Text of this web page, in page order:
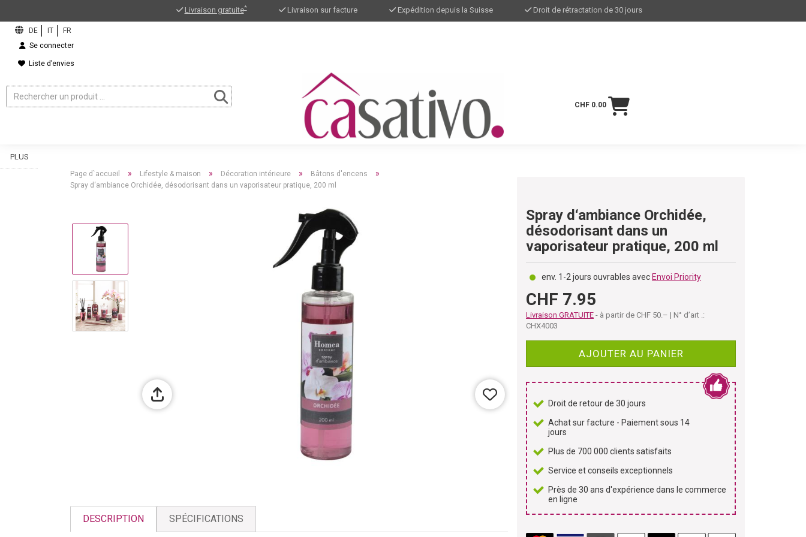
Livraison gratuite* Livraison sur facture Expédition depuis la Suisse Droit de rétractation de 30 jours
Se connecter
Liste d’envies
CHF 0.00
PLUS
Page d`accueil » Lifestyle & maison » Décoration intérieure » Bâtons d'encens »
Spray d‘ambiance Orchidée, désodorisant dans un vaporisateur pratique, 200 ml
Spray d‘ambiance Orchidée,
désodorisant dans un
vaporisateur pratique, 200 ml
env. 1-2 jours ouvrables avec Envoi Priority
CHF 7.95
Livraison GRATUITE - à partir de CHF 50.– | N° d’art .:
CHX4003
AJOUTER AU PANIER
Droit de retour de 30 jours
Achat sur facture - Paiement sous 14
jours
Plus de 700 000 clients satisfaits
Service et conseils exceptionnels
Près de 30 ans d'expérience dans le commerce
en ligne
DESCRIPTION SPÉCIFICATIONS